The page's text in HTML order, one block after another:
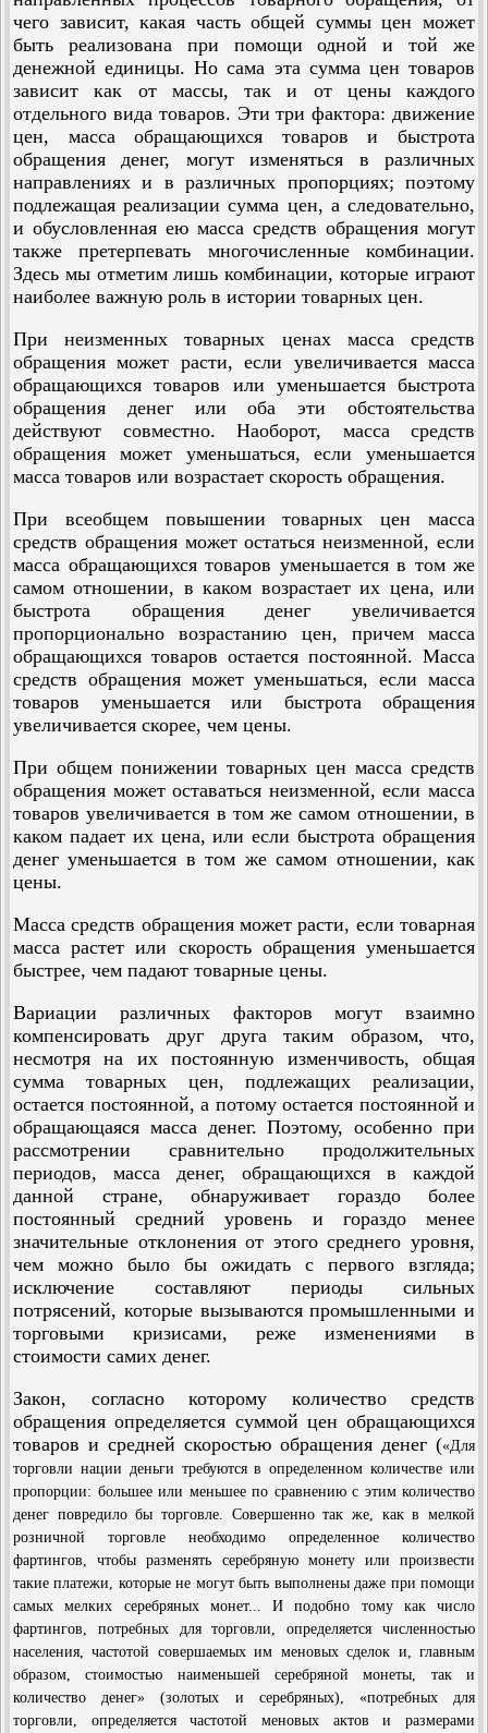
чего зависит, какая часть общей суммы цен может
быть реализована при помощи одной и той же
денежной единицы. Но сама эта сумма цен товаров
зависит как от массы, так и от цены каждого
отдельного вида товаров. Эти три фактора: движение
цен, масса обращающихся товаров и быстрота
обращения денег, могут изменяться в различных
направлениях и в различных пропорциях; поэтому
подлежащая реализации сумма цен, а следовательно,
и обусловленная ею масса средств обращения могут
также претерпевать многочисленные комбинации.
Здесь мы отметим лишь комбинации, которые играют
наиболее важную роль в истории товарных цен.
При неизменных товарных ценах масса средств
обращения может расти, если увеличивается масса
обращающихся товаров или уменьшается быстрота
обращения денег или оба эти обстоятельства
действуют совместно. Наоборот, масса средств
обращения может уменьшаться, если уменьшается
масса товаров или возрастает скорость обращения.
При всеобщем повышении товарных цен масса
средств обращения может остаться неизменной, если
масса обращающихся товаров уменьшается в том же
самом отношении, в каком возрастает их цена, или
быстрота обращения денег увеличивается
пропорционально возрастанию цен, причем масса
обращающихся товаров остается постоянной. Масса
средств обращения может уменьшаться, если масса
товаров уменьшается или быстрота обращения
увеличивается скорее, чем цены.
При общем понижении товарных цен масса средств
обращения может оставаться неизменной, если масса
товаров увеличивается в том же самом отношении, в
каком падает их цена, или если быстрота обращения
денег уменьшается в том же самом отношении, как
цены.
Масса средств обращения может расти, если товарная
масса растет или скорость обращения уменьшается
быстрее, чем падают товарные цены.
Вариации различных факторов могут взаимно
компенсировать друг друга таким образом, что,
несмотря на их постоянную изменчивость, общая
сумма товарных цен, подлежащих реализации,
остается постоянной, а потому остается постоянной и
обращающаяся масса денег. Поэтому, особенно при
рассмотрении сравнительно продолжительных
периодов, масса денег, обращающихся в каждой
данной стране, обнаруживает гораздо более
постоянный средний уровень и гораздо менее
значительные отклонения от этого среднего уровня,
чем можно было бы ожидать с первого взгляда;
исключение составляют периоды сильных
потрясений, которые вызываются промышленными и
торговыми кризисами, реже изменениями в
стоимости самих денег.
Закон, согласно которому количество средств
обращения определяется суммой цен обращающихся
товаров и средней скоростью обращения денег («Для
торговли нации деньги требуются в определенном количестве или
пропорции: большее или меньшее по сравнению с этим количество
денег повредило бы торговле. Совершенно так же, как в мелкой
розничной торговле необходимо определенное количество
фартингов, чтобы разменять серебряную монету или произвести
такие платежи, которые не могут быть выполнены даже при помощи
самых мелких серебряных монет... И подобно тому как число
фартингов, потребных для торговли, определяется численностью
населения, частотой совершаемых им меновых сделок и, главным
образом, стоимостью наименьшей серебряной монеты, так и
количество денег» (золотых и серебряных), «потребных для
торговли, определяется частотой меновых актов и размерами